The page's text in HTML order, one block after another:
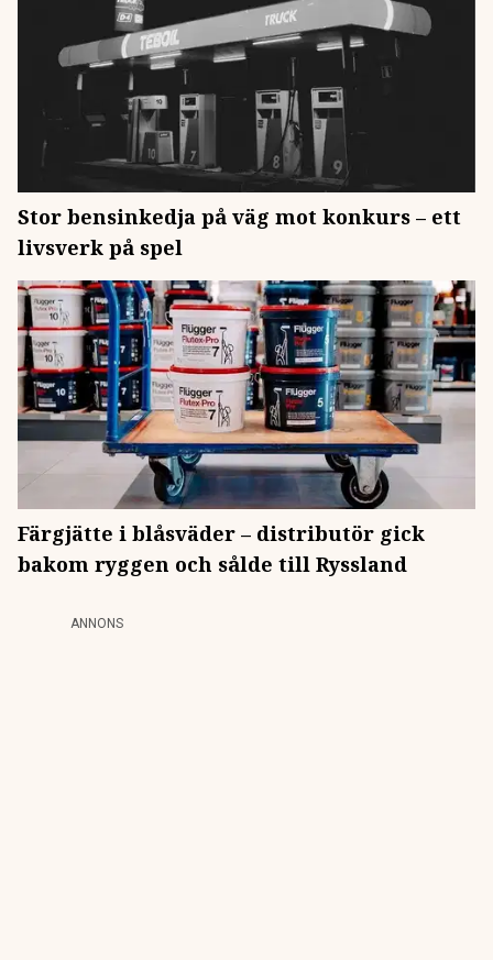
Stor bensinkedja på väg mot konkurs – ett
livsverk på spel
Färgjätte i blåsväder – distributör gick
bakom ryggen och sålde till Ryssland
ANNONS